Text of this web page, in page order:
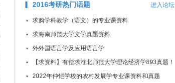
2016考研热门话题 进入论坛
求购学科教学（语文）的专业课资料
求海南师范大学文学真题资料
外外国语言学及应用语言学
【求资料】有偿求淮北师范大学理论经济学893真题！
2022年仲恺学校的农村发展学专业课资料和真题